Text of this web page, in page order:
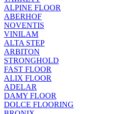
ALPINE FLOOR
ABERHOF
NOVENTIS
VINILAM
ALTA STEP
ARBITON
STRONGHOLD
FAST FLOOR
ALIX FLOOR
ADELAR
DAMY FLOOR
DOLCE FLOORING